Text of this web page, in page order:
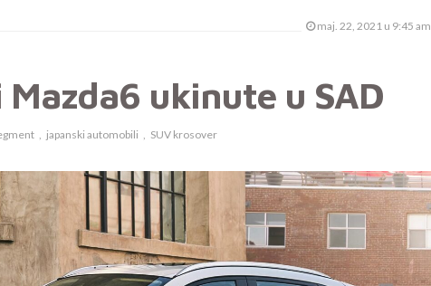
maj. 22, 2021 u 9:45 am
Mazda6 ukinute u SAD
japanski automobili SUV krosover